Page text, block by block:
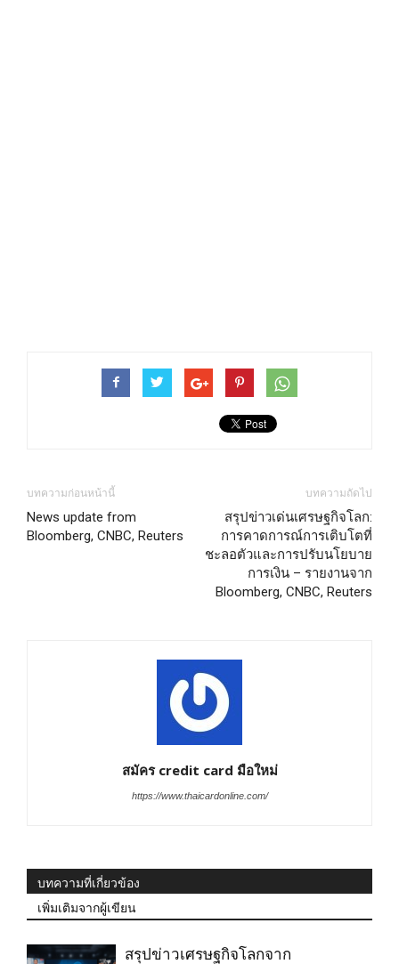
บทความก่อนหน้านี้
News update from
Bloomberg, CNBC, Reuters
บทความถัดไป
สรุปข่าวเด่นเศรษฐกิจโลก:
การคาดการณ์การเติบโตที่
ชะลอตัวและการปรับนโยบาย
การเงิน – รายงานจาก
Bloomberg, CNBC, Reuters
สมัคร credit card มือใหม่
https://www.thaicardonline.com/
บทความที่เกี่ยวข้อง
เพิ่มเติมจากผู้เขียน
สรุปข่าวเศรษฐกิจโลกจาก